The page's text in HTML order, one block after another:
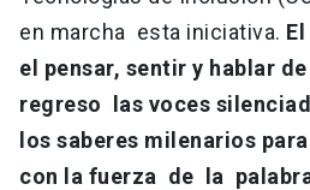
en marcha esta iniciativa.
el pensar, sentir y hablar
regreso las voces
los saberes milenarios
con la fuerza de la